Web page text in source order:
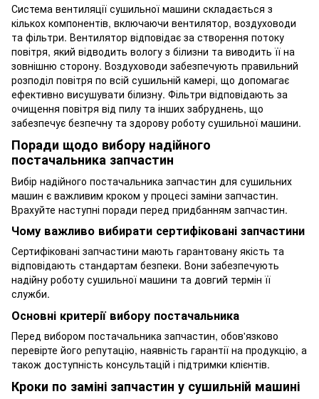
Система вентиляції сушильної машини складається з
кількох компонентів, включаючи вентилятор, воздуховоди
та фільтри. Вентилятор відповідає за створення потоку
повітря, який відводить вологу з білизни та виводить її на
зовнішню сторону. Воздуховоди забезпечують правильний
розподіл повітря по всій сушильній камері, що допомагає
ефективно висушувати білизну. Фільтри відповідають за
очищення повітря від пилу та інших забруднень, що
забезпечує безпечну та здорову роботу сушильної машини.
Поради щодо вибору надійного
постачальника запчастин
Вибір надійного постачальника запчастин для сушильних
машин є важливим кроком у процесі заміни запчастин.
Врахуйте наступні поради перед придбанням запчастин.
Чому важливо вибирати сертифіковані запчастини
Сертифіковані запчастини мають гарантовану якість та
відповідають стандартам безпеки. Вони забезпечують
надійну роботу сушильної машини та довгий термін її
служби.
Основні критерії вибору постачальника
Перед вибором постачальника запчастин, обов'язково
перевірте його репутацію, наявність гарантії на продукцію, а
також доступність консультацій і підтримки клієнтів.
Кроки по заміні запчастин у сушильній машині